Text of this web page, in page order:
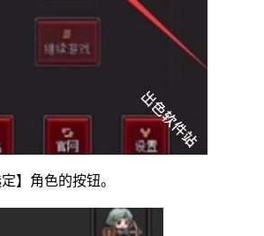
】角色的按钮。